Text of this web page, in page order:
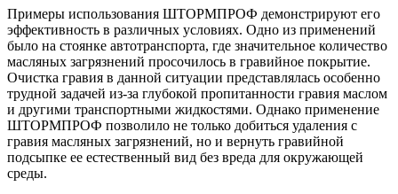
Примеры использования ШТОРМПРОФ демонстрируют его
эффективность в различных условиях. Одно из применений
было на стоянке автотранспорта, где значительное количество
масляных загрязнений просочилось в гравийное покрытие.
Очистка гравия в данной ситуации представлялась особенно
трудной задачей из-за глубокой пропитанности гравия маслом
и другими транспортными жидкостями. Однако применение
ШТОРМПРОФ позволило не только добиться удаления с
гравия масляных загрязнений, но и вернуть гравийной
подсыпке ее естественный вид без вреда для окружающей
среды.